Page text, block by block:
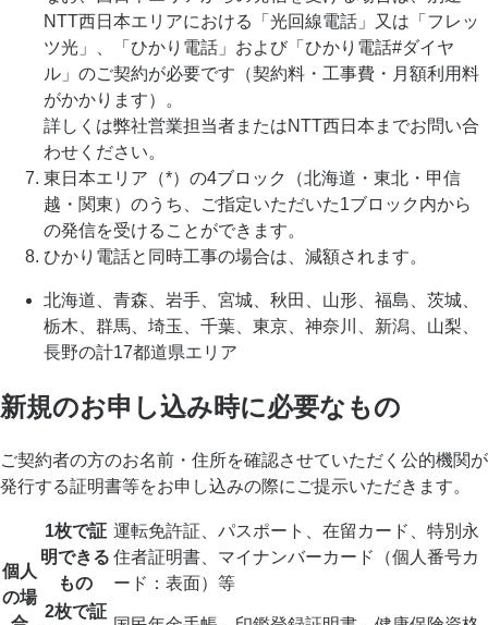
NTT西日本エリアにおける「光回線電話」又は「フレッ
ツ光」、「ひかり電話」および「ひかり電話#ダイヤ
ル」のご契約が必要です（契約料・工事費・月額利用料
がかかります）。
詳しくは弊社営業担当者またはNTT西日本までお問い合
わせください。
東日本エリア（*）の4ブロック（北海道・東北・甲信
越・関東）のうち、ご指定いただいた1ブロック内から
の発信を受けることができます。
ひかり電話と同時工事の場合は、減額されます。
北海道、青森、岩手、宮城、秋田、山形、福島、茨城、
栃木、群馬、埼玉、千葉、東京、神奈川、新潟、山梨、
長野の計17都道県エリア
新規のお申し込み時に必要なもの
ご契約者の方のお名前・住所を確認させていただく公的機関が
発行する証明書等をお申し込みの際にご提示いただきます。
個人
の場
1枚で証
明できる
もの
運転免許証、パスポート、在留カード、特別永
住者証明書、マイナンバーカード（個人番号カ
ード：表面）等
2枚で証